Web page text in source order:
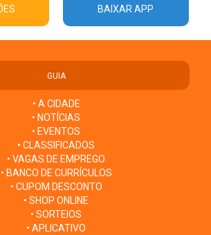
BAIXAR APP
GUIA
• A CIDADE
• NOTÍCIAS
• EVENTOS
• CLASSIFICADOS
• VAGAS DE EMPREGO
• BANCO DE CURRÍCULOS
• CUPOM DESCONTO
• SHOP ONLINE
• SORTEIOS
• APLICATIVO